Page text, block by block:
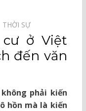
THỜI SỰ⠀
ở Việt
đến văn
phải kiến
hồn mà là kiến